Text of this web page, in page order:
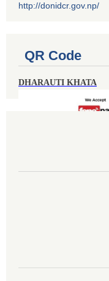
http://donidcr.gov.np/
QR Code
DHARAUTI KHATA